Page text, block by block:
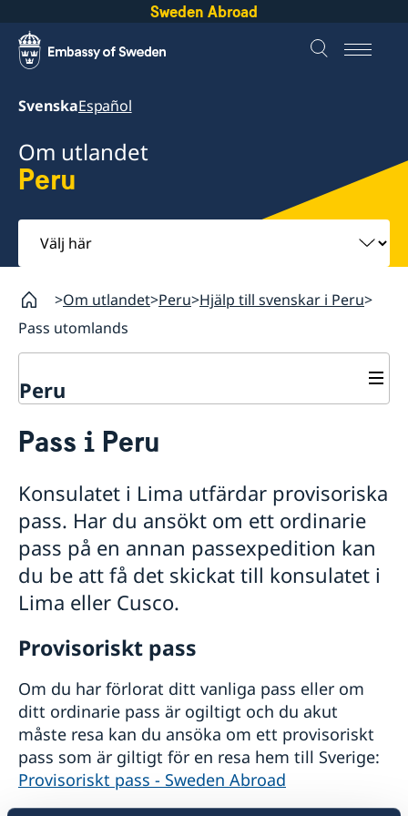
Sweden Abroad
SvenskaEspañol
Om utlandet
Peru
Välj
här
Om utlandet Peru Hjälp till svenskar i Peru
Pass utomlands
Peru
Hjälp till svenskar i Peru
Konsulat i Peru
Pass utomlands
Samordningsnummer
Provisoriskt pass
Förnyelse av körkort
Medborgarskap
Registrering och anmälan om namn
Anmälan om svenskt medborgarskap för barn
Förlora eller behålla svenskt medborgarskap
Pension och levnadsintyg
Gifta sig
Skilja sig
Apostille och översättningar
Registrera adress i utlandet
Dödsfall
Arv i internationella situationer
Juridisk hjälp
Svenska föreningen
Akut hjälp
Avgifter
Pass i Peru
Konsulatet i Lima utfärdar provisoriska
pass. Har du ansökt om ett ordinarie
pass på en annan passexpedition kan
du be att få det skickat till konsulatet i
Lima eller Cusco.
Provisoriskt pass
Om du har förlorat ditt vanliga pass eller om
ditt ordinarie pass är ogiltigt och du akut
måste resa kan du ansöka om ett provisoriskt
pass som är giltigt för en resa hem till Sverige:
Provisoriskt pass - Sweden Abroad